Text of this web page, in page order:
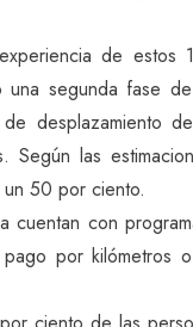
de estos
segunda fase
desplazamiento
Según las
50 por ciento.
cuentan con
por kilómetros